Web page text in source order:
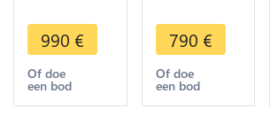
Balloon
Essai Siège
Paris Toicelli
1870 PCGS
990 €
Of doe
een bod
Balloon
Essai Siège
Paris
Archimede
790 €
Of doe
een bod